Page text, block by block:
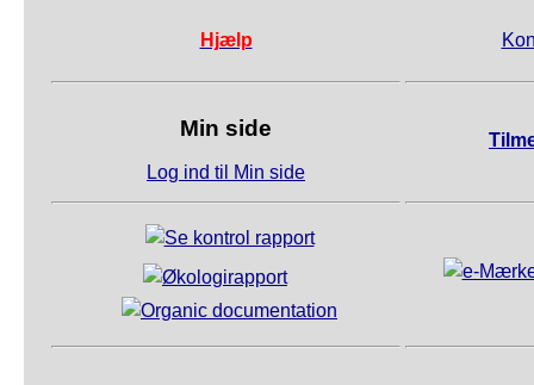
Hjælp
Min side
Log ind til Min side